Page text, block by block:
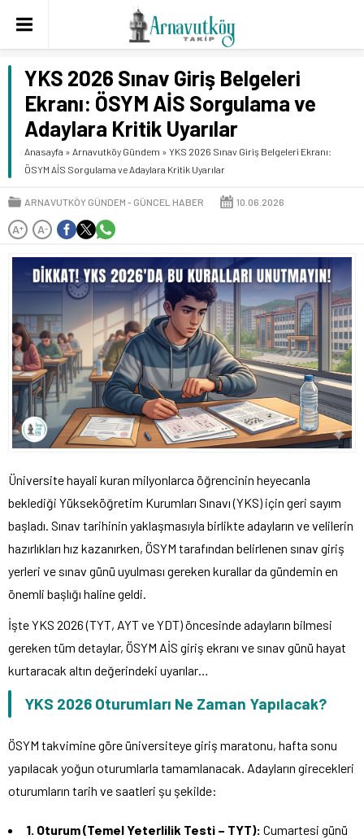
YKS 2026 Sınav Giriş Belgeleri
Ekranı: ÖSYM AİS Sorgulama ve
Adaylara Kritik Uyarılar
Anasayfa » Arnavutköy Gündem » YKS 2026 Sınav Giriş Belgeleri Ekranı:
ÖSYM AİS Sorgulama ve Adaylara Kritik Uyarılar
ARNAVUTKÖY GÜNDEM GÜNCEL HABER 10.06.2026
A+ A-
Üniversite hayali kuran milyonlarca öğrencinin heyecanla
beklediği Yükseköğretim Kurumları Sınavı (YKS) için geri sayım
başladı. Sınav tarihinin yaklaşmasıyla birlikte adayların ve velilerin
hazırlıkları hız kazanırken, ÖSYM tarafından belirlenen sınav giriş
yerleri ve sınav günü uyulması gereken kurallar da gündemin en
önemli başlığı haline geldi.
İşte YKS 2026 (TYT, AYT ve YDT) öncesinde adayların bilmesi
gereken tüm detaylar, ÖSYM AİS giriş ekranı ve sınav günü hayat
kurtaracak altın değerindeki uyarılar…
YKS 2026 Oturumları Ne Zaman Yapılacak?
ÖSYM takvimine göre üniversiteye giriş maratonu, hafta sonu
yapılacak yoğun oturumlarla tamamlanacak. Adayların girecekleri
oturumların tarih ve saatleri şu şekilde:
1. Oturum (Temel Yeterlilik Testi – TYT): Cumartesi günü